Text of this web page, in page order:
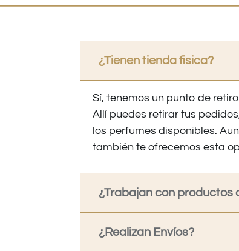
¿Tienen tienda fisica?
Sí, tenemos un punto de
Allí puedes retirar tus
los perfumes disponibles.
también te ofrecemos esta
¿Trabajan con productos
¿Realizan Envíos?